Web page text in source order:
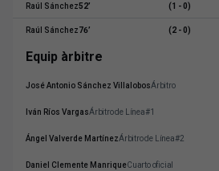
Raúl Sánchez52’ (1 - 0)
Raúl Sánchez76’ (2 - 0)
Equip àrbitre
José Antonio Sánchez VillalobosÁrbitro
Iván Ríos VargasÁrbitro de Línea#1
Ángel Valverde MartínezÁrbitro de Línea#2
Daniel Clemente ManriqueCuarto oficial